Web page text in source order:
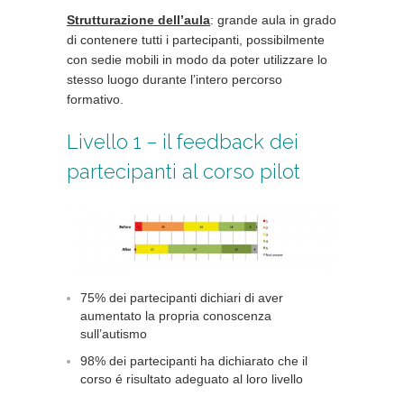
Strutturazione dell’aula: grande aula in grado
di contenere tutti i partecipanti, possibilmente
con sedie mobili in modo da poter utilizzare lo
stesso luogo durante l’intero percorso
formativo.
Livello 1 – il feedback dei
partecipanti al corso pilot
75% dei partecipanti dichiari di aver
aumentato la propria conoscenza
sull’autismo
98% dei partecipanti ha dichiarato che il
corso é risultato adeguato al loro livello